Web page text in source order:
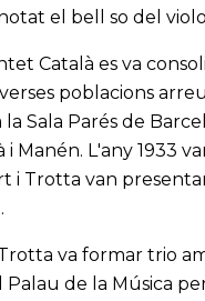
el bell so del
Català es va
poblacions
la Sala Parés de
i Manén. L'any 1933
i Trotta van
va formar trio
de la Música